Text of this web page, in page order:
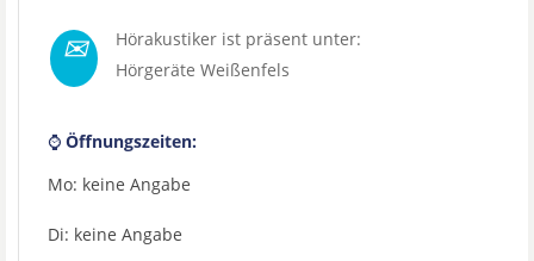
✉
Hörakustiker ist präsent unter:
Hörgeräte Weißenfels
⌚ Öffnungszeiten:
Mo: keine Angabe
Di: keine Angabe